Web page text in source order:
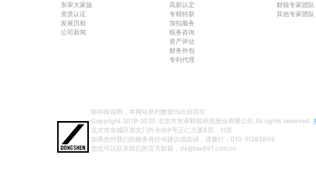
东审大家族
资质认证
发展历程
公司新闻
高新认定
专精特新
加扣服务
税务咨询
资产评估
财务外包
专利代理
财税专家团队
其他专家团队
除特殊说明，本网站所列数据均出自我司
Copyright 2019-2020 北京市东审财税科技股份有限公司 All rights reserved.
北京市东城区崇文门外大街9号正仁大厦8层、11层
如果您对我们的服务有任何建议或投诉，请拨打：010-51265999
您也可以联系我们的官方邮箱：ds@tax861.com.cn